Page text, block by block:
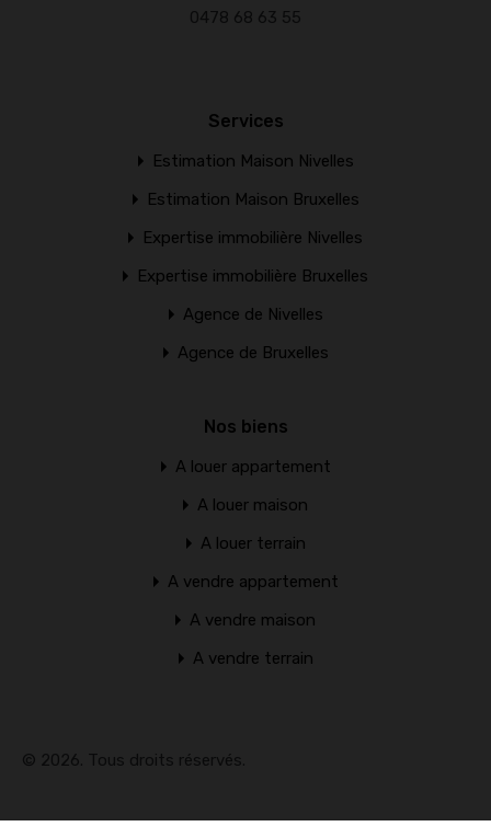
0478 68 63 55
Services
Estimation Maison Nivelles
Estimation Maison Bruxelles
Expertise immobilière Nivelles
Expertise immobilière Bruxelles
Agence de Nivelles
Agence de Bruxelles
Nos biens
A louer appartement
A louer maison
A louer terrain
A vendre appartement
A vendre maison
A vendre terrain
© 2026. Tous droits réservés.